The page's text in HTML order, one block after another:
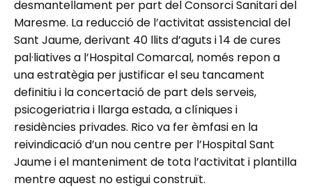
desmantellament per part del Consorci Sanitari del
Maresme. La reducció de l’activitat assistencial del
Sant Jaume, derivant 40 llits d’aguts i 14 de cures
pal·liatives a l’Hospital Comarcal, només repon a
una estratègia per justificar el seu tancament
definitiu i la concertació de part dels serveis,
psicogeriatria i llarga estada, a clíniques i
residències privades. Rico va fer èmfasi en la
reivindicació d’un nou centre per l’Hospital Sant
Jaume i el manteniment de tota l’activitat i plantilla
mentre aquest no estigui construït.